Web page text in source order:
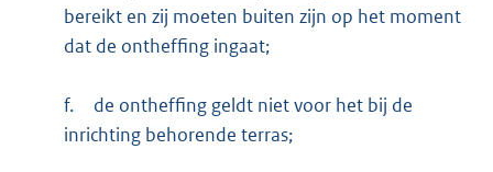
bereikt en zij moeten buiten zijn op het moment
dat de ontheffing ingaat;
f.
de ontheffing geldt niet voor het bij de
inrichting behorende terras;